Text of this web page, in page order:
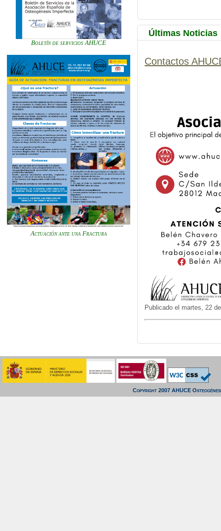
Boletín de servicios AHUCE
Actuación ante una Fractura
Últimas Noticias
Contactos
Publicado el martes, 22
Copyright 2007 AHUCE